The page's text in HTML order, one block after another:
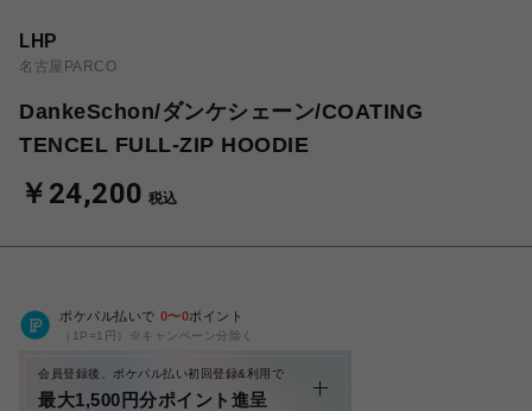
LHP
名古屋PARCO
DankeSchon/ダンケシェーン/COATING
TENCEL FULL-ZIP HOODIE
￥24,200 税込
ポケパル払いで 0〜0ポイント
（1P=1円）※キャンペーン分除く
会員登録後、ポケパル払い初回登録&利用で
最大1,500円分ポイント進呈